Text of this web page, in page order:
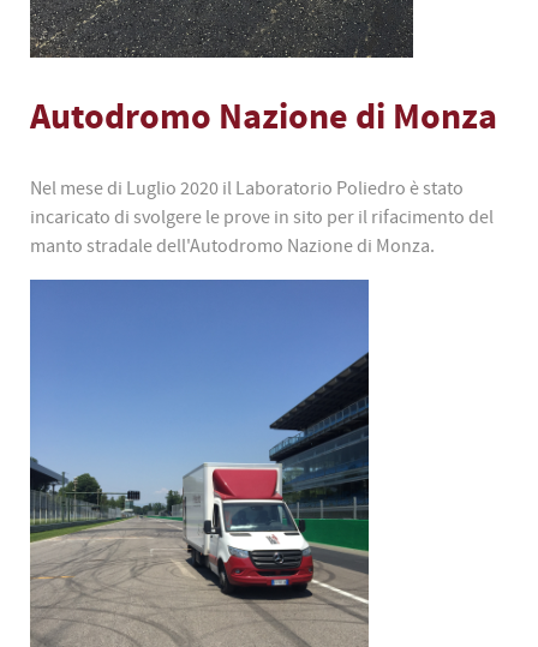
Autodromo Nazione di Monza
Nel mese di Luglio 2020 il Laboratorio Poliedro è stato
incaricato di svolgere le prove in sito per il rifacimento del
manto stradale dell'Autodromo Nazione di Monza.